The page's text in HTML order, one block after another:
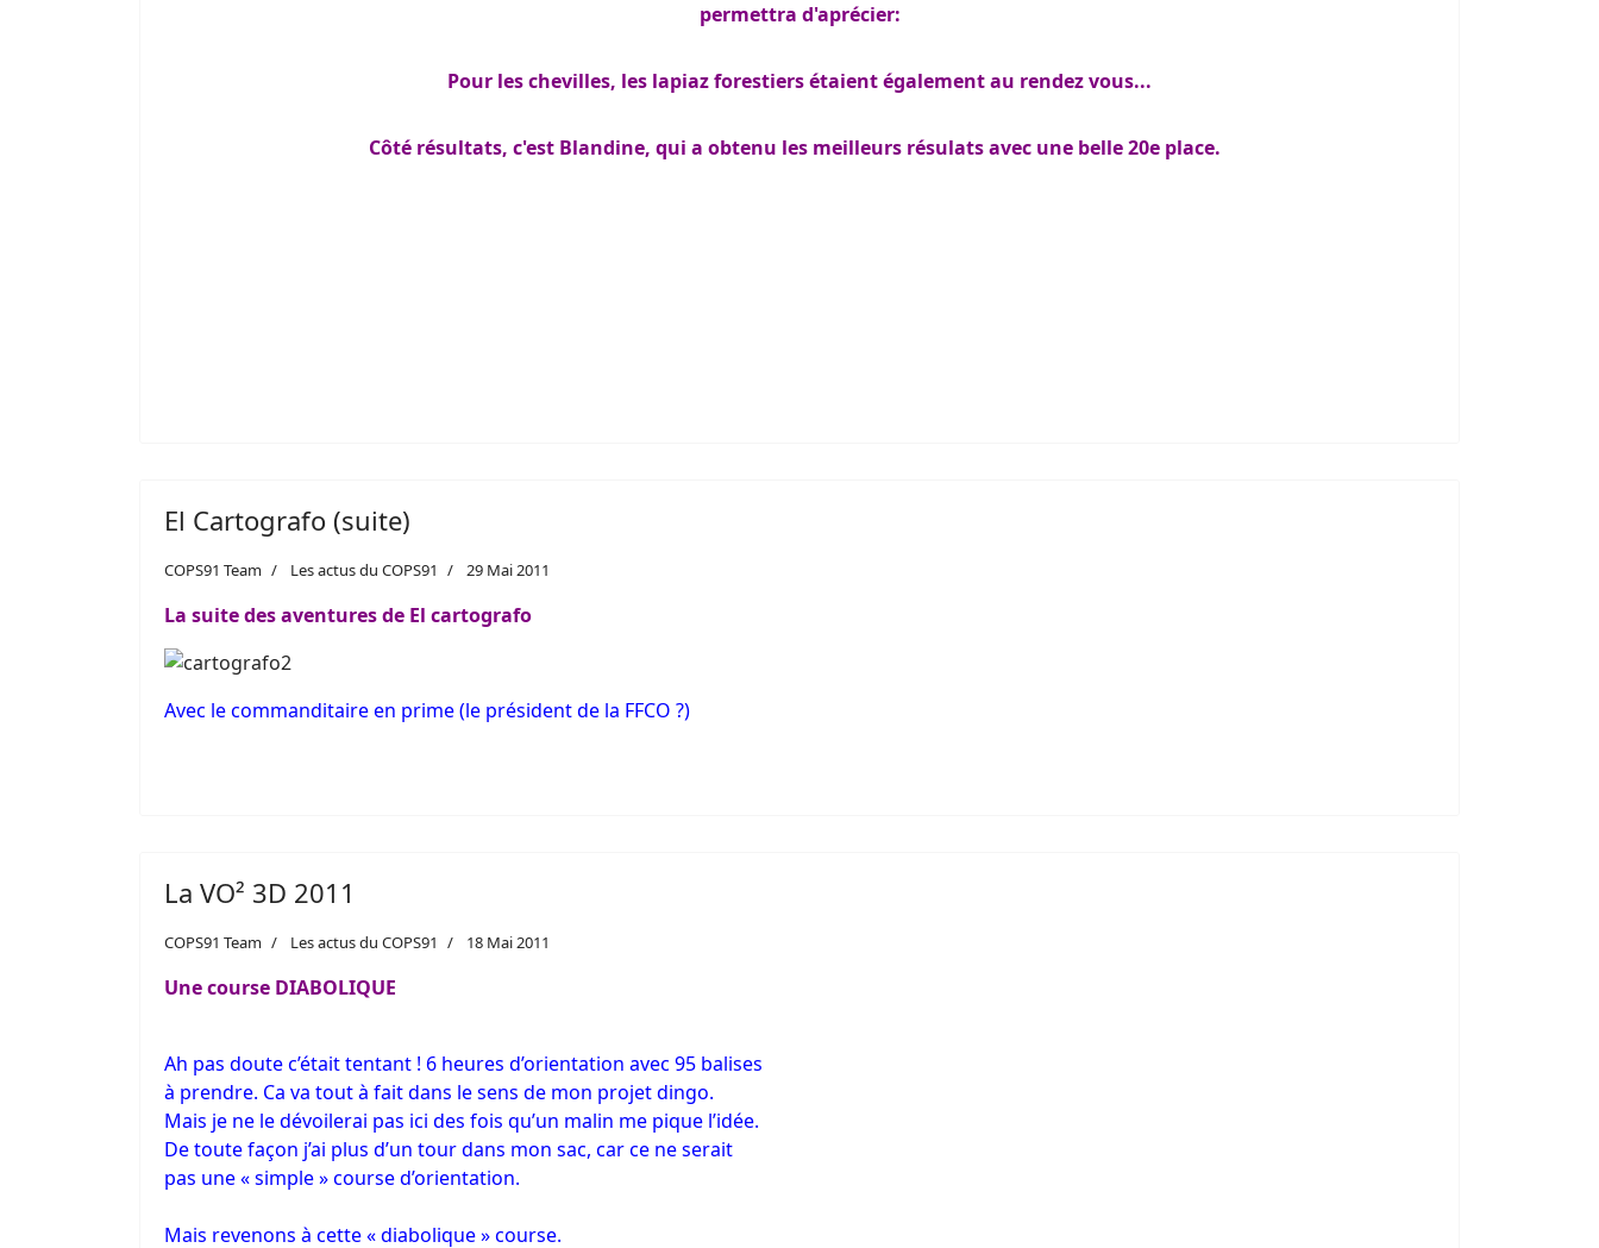
permettra d'aprécier:
Pour les chevilles, les lapiaz forestiers étaient également au rendez vous...
Côté résultats, c'est Blandine, qui a obtenu les meilleurs résulats avec une belle 20e place.
El Cartografo (suite)
COPS91 Team Les actus du COPS91 29 Mai 2011
La suite des aventures de El cartografo
Avec le commanditaire en prime (le président de la FFCO ?)
La VO² 3D 2011
COPS91 Team Les actus du COPS91 18 Mai 2011
Une course DIABOLIQUE
Ah pas doute c’était tentant ! 6 heures d’orientation avec 95 balises
à prendre. Ca va tout à fait dans le sens de mon projet dingo.
Mais je ne le dévoilerai pas ici des fois qu’un malin me pique l’idée.
De toute façon j’ai plus d’un tour dans mon sac, car ce ne serait
pas une « simple » course d’orientation.
Mais revenons à cette « diabolique » course.